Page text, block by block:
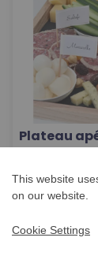
Plateau
This website
on our website.
Cookie Settings